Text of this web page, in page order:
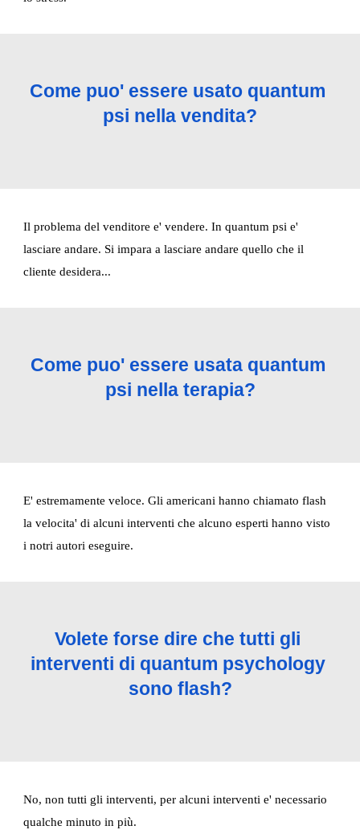
Come puo' essere usato quantum
psi nella vendita?
Il problema del venditore e' vendere. In quantum psi e'
lasciare andare. Si impara a lasciare andare quello che il
cliente desidera...
Come puo' essere usata quantum
psi nella terapia?
E' estremamente veloce. Gli americani hanno chiamato flash
la velocita' di alcuni interventi che alcuno esperti hanno visto
i notri autori eseguire.
Volete forse dire che tutti gli
interventi di quantum psychology
sono flash?
No, non tutti gli interventi, per alcuni interventi e' necessario
qualche minuto in più.